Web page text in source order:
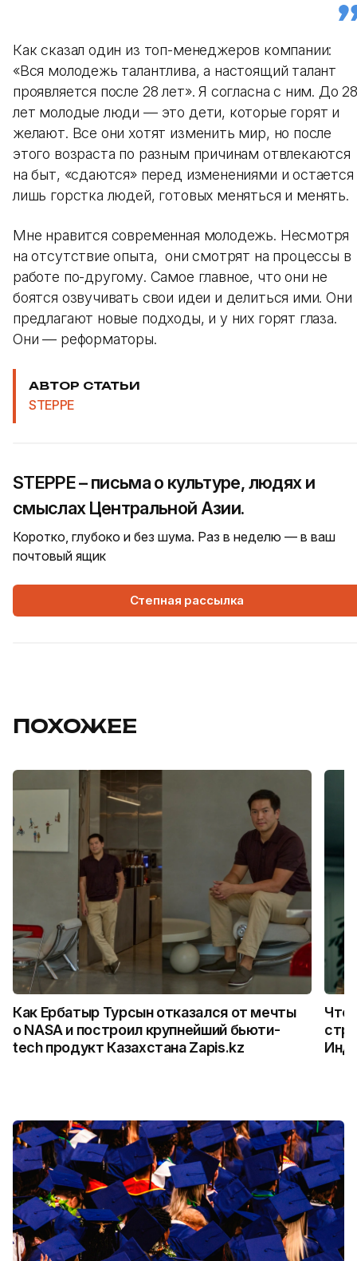
Как сказал один из топ-менеджеров компании:
«Вся молодежь талантлива, а настоящий талант
проявляется после 28 лет». Я согласна с ним. До
лет молодые люди — это дети, которые горят и
желают. Все они хотят изменить мир, но после
этого возраста по разным причинам отвлекаются
на быт, «сдаются» перед изменениями и остается
лишь горстка людей, готовых меняться и менять.
Мне нравится современная молодежь. Несмотря
на отсутствие опыта, они смотрят на процессы в
работе по-другому. Самое главное, что они не
боятся озвучивать свои идеи и делиться ими. Они
предлагают новые подходы, и у них горят глаза.
Они — реформаторы.
АВТОР СТАТЬИ
STEPPE
STEPPE – письма о культуре, людях и
смыслах Центральной Азии.
Коротко, глубоко и без шума. Раз в неделю — в ваш
почтовый ящик
Степная рассылка
ПОХОЖЕЕ
Как Ербатыр Турсын отказался от мечты
о NASA и построил крупнейший бьюти-
tech продукт Казахстана Zapis.kz
Что